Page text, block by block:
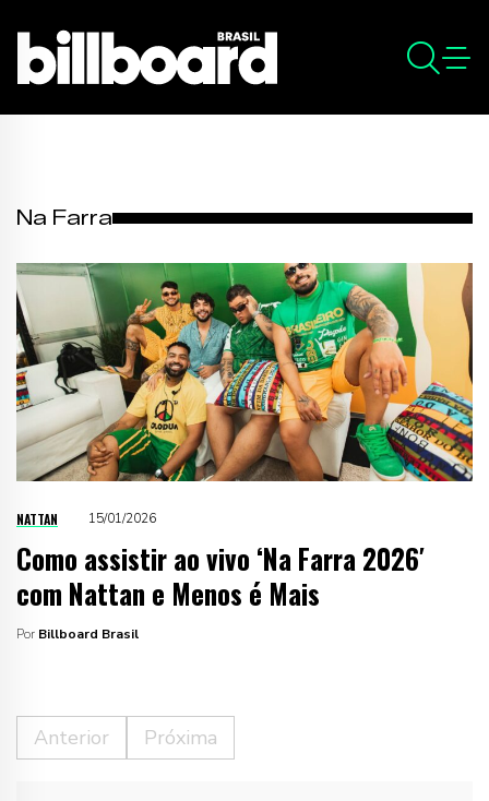
Na Farra
NATTAN 15/01/2026
Como assistir ao vivo ‘Na Farra 2026′
com Nattan e Menos é Mais
Por Billboard Brasil
Anterior Próxima